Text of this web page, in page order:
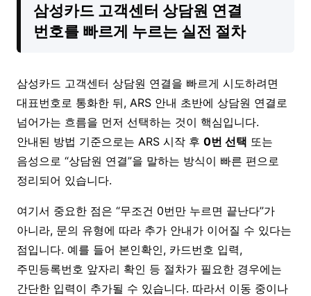
삼성카드 고객센터 상담원 연결
번호를 빠르게 누르는 실전 절차
삼성카드 고객센터 상담원 연결을 빠르게 시도하려면
대표번호로 통화한 뒤, ARS 안내 초반에 상담원 연결로
넘어가는 흐름을 먼저 선택하는 것이 핵심입니다.
안내된 방법 기준으로는 ARS 시작 후 0번 선택 또는
음성으로 “상담원 연결”을 말하는 방식이 빠른 편으로
정리되어 있습니다.
여기서 중요한 점은 “무조건 0번만 누르면 끝난다”가
아니라, 문의 유형에 따라 추가 안내가 이어질 수 있다는
점입니다. 예를 들어 본인확인, 카드번호 입력,
주민등록번호 앞자리 확인 등 절차가 필요한 경우에는
간단한 입력이 추가될 수 있습니다. 따라서 이동 중이나